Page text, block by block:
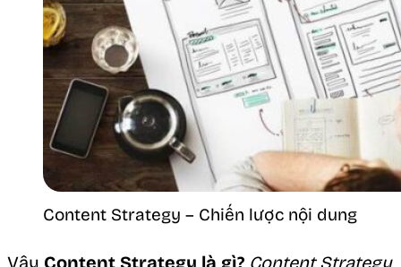
Content Strategy – Chiến lược nội dung